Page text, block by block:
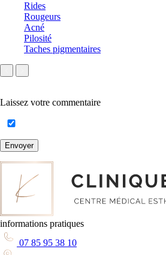
Rides
Rougeurs
Acné
Pilosité
Taches pigmentaires
Laissez votre commentaire
Envoyer
informations pratiques
07 85 95 38 10